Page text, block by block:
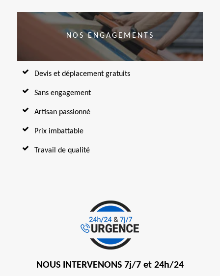
NOS ENGAGEMENTS
Devis et déplacement gratuits
Sans engagement
Artisan passionné
Prix imbattable
Travail de qualité
NOUS INTERVENONS 7j/7 et 24h/24